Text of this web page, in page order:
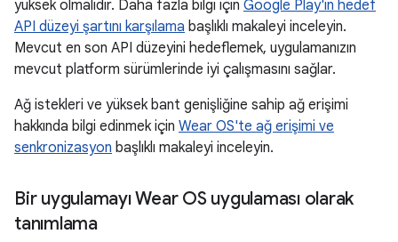
yüksek olmalıdır. Daha fazla bilgi için Google Play'in hedef
API düzeyi şartını karşılama başlıklı makaleyi inceleyin.
Mevcut en son API düzeyini hedeflemek, uygulamanızın
mevcut platform sürümlerinde iyi çalışmasını sağlar.
Ağ istekleri ve yüksek bant genişliğine sahip ağ erişimi
hakkında bilgi edinmek için Wear OS'te ağ erişimi ve
senkronizasyon başlıklı makaleyi inceleyin.
Bir uygulamayı Wear OS uygulaması olarak
tanımlama